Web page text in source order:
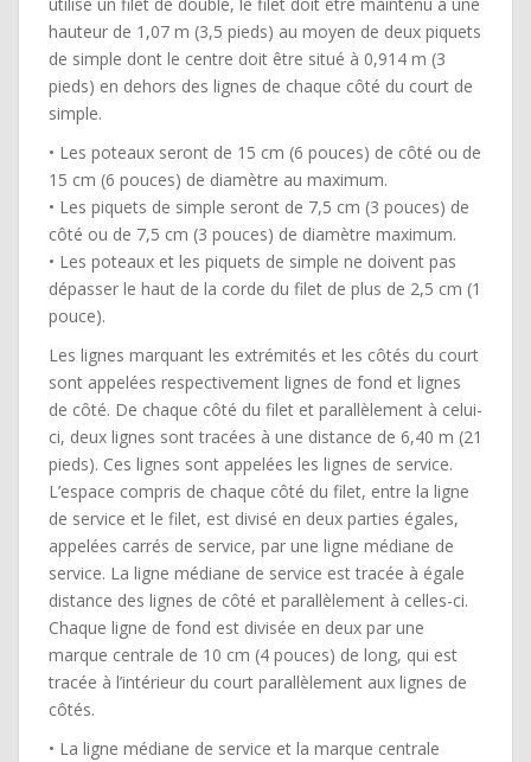
hauteur de 1,07 m (3,5 pieds) au moyen de deux piquets
de simple dont le centre doit être situé à 0,914 m (3
pieds) en dehors des lignes de chaque côté du court de
simple.
• Les poteaux seront de 15 cm (6 pouces) de côté ou de
15 cm (6 pouces) de diamètre au maximum.
• Les piquets de simple seront de 7,5 cm (3 pouces) de
côté ou de 7,5 cm (3 pouces) de diamètre maximum.
• Les poteaux et les piquets de simple ne doivent pas
dépasser le haut de la corde du filet de plus de 2,5 cm (1
pouce).
Les lignes marquant les extrémités et les côtés du court
sont appelées respectivement lignes de fond et lignes
de côté. De chaque côté du filet et parallèlement à celui-
ci, deux lignes sont tracées à une distance de 6,40 m (21
pieds). Ces lignes sont appelées les lignes de service.
L’espace compris de chaque côté du filet, entre la ligne
de service et le filet, est divisé en deux parties égales,
appelées carrés de service, par une ligne médiane de
service. La ligne médiane de service est tracée à égale
distance des lignes de côté et parallèlement à celles-ci.
Chaque ligne de fond est divisée en deux par une
marque centrale de 10 cm (4 pouces) de long, qui est
tracée à l’intérieur du court parallèlement aux lignes de
côtés.
• La ligne médiane de service et la marque centrale